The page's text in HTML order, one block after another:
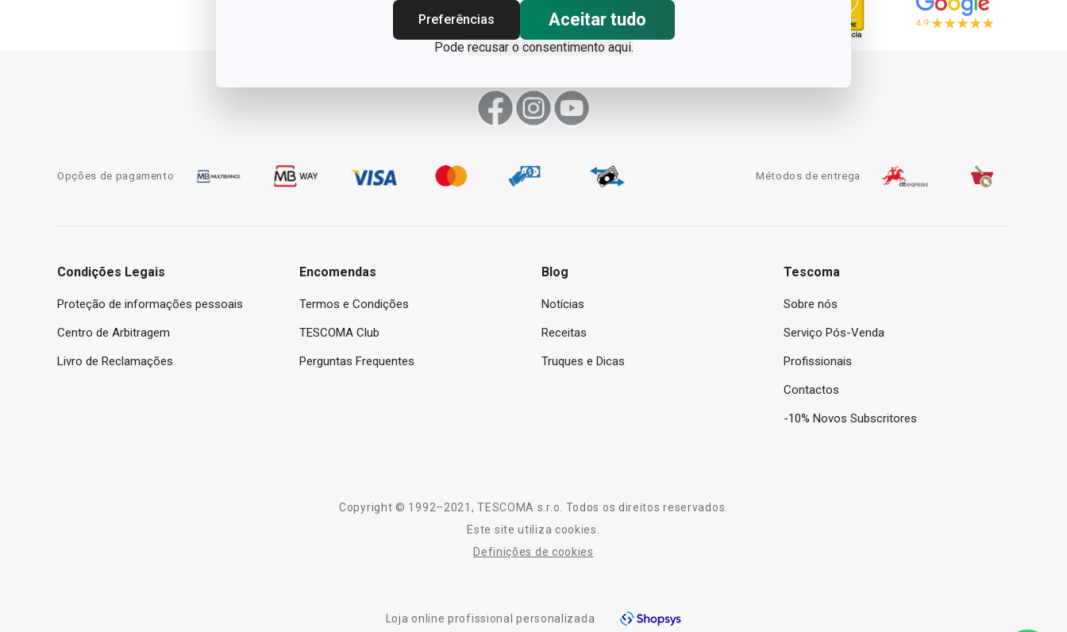
Preferências
Aceitar tudo
Pode recusar o consentimento aqui.
Opções de pagamento Métodos de entrega
Condições Legais
Proteção de informações pessoais
Centro de Arbitragem
Livro de Reclamações
Encomendas
Termos e Condições
TESCOMA Club
Perguntas Frequentes
Blog
Notícias
Receitas
Truques e Dicas
Tescoma
Sobre nós
Serviço Pós-Venda
Profissionais
Contactos
-10% Novos Subscritores
Copyright © 1992–2021, TESCOMA s.r.o. Todos os direitos reservados.
Este site utiliza cookies.
Definições de cookies
Loja online profissional personalizada